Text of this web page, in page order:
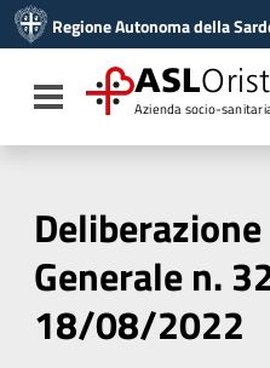
Vai al menu di navigazione
Vai al footer
Regione Autonoma della
Toggle navigation
ASL
Azienda socio-
Generale n.
18/08/2022